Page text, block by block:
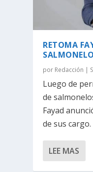
RETOMA
por Redacción |
Luego de
de
Fayad
de sus cargo.
LEE MAS